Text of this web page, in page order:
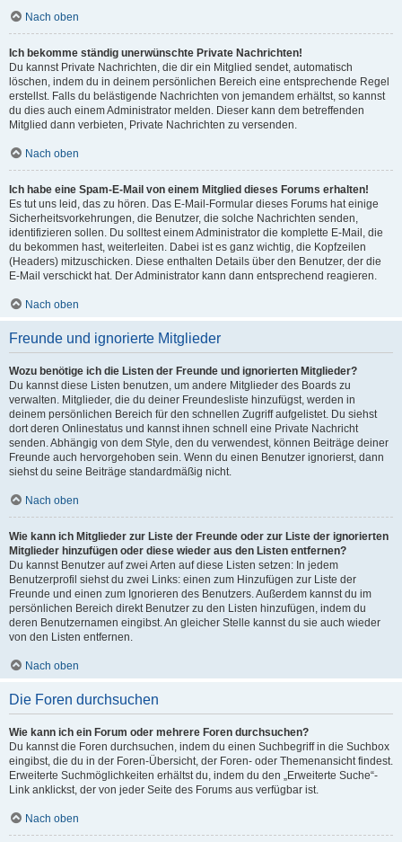
Nach oben
Ich bekomme ständig unerwünschte Private Nachrichten!
Du kannst Private Nachrichten, die dir ein Mitglied sendet, automatisch
löschen, indem du in deinem persönlichen Bereich eine entsprechende Regel
erstellst. Falls du belästigende Nachrichten von jemandem erhältst, so kannst
du dies auch einem Administrator melden. Dieser kann dem betreffenden
Mitglied dann verbieten, Private Nachrichten zu versenden.
Nach oben
Ich habe eine Spam-E-Mail von einem Mitglied dieses Forums erhalten!
Es tut uns leid, das zu hören. Das E-Mail-Formular dieses Forums hat einige
Sicherheitsvorkehrungen, die Benutzer, die solche Nachrichten senden,
identifizieren sollen. Du solltest einem Administrator die komplette E-Mail, die
du bekommen hast, weiterleiten. Dabei ist es ganz wichtig, die Kopfzeilen
(Headers) mitzuschicken. Diese enthalten Details über den Benutzer, der die
E-Mail verschickt hat. Der Administrator kann dann entsprechend reagieren.
Nach oben
Freunde und ignorierte Mitglieder
Wozu benötige ich die Listen der Freunde und ignorierten Mitglieder?
Du kannst diese Listen benutzen, um andere Mitglieder des Boards zu
verwalten. Mitglieder, die du deiner Freundesliste hinzufügst, werden in
deinem persönlichen Bereich für den schnellen Zugriff aufgelistet. Du siehst
dort deren Onlinestatus und kannst ihnen schnell eine Private Nachricht
senden. Abhängig von dem Style, den du verwendest, können Beiträge deiner
Freunde auch hervorgehoben sein. Wenn du einen Benutzer ignorierst, dann
siehst du seine Beiträge standardmäßig nicht.
Nach oben
Wie kann ich Mitglieder zur Liste der Freunde oder zur Liste der ignorierten
Mitglieder hinzufügen oder diese wieder aus den Listen entfernen?
Du kannst Benutzer auf zwei Arten auf diese Listen setzen: In jedem
Benutzerprofil siehst du zwei Links: einen zum Hinzufügen zur Liste der
Freunde und einen zum Ignorieren des Benutzers. Außerdem kannst du im
persönlichen Bereich direkt Benutzer zu den Listen hinzufügen, indem du
deren Benutzernamen eingibst. An gleicher Stelle kannst du sie auch wieder
von den Listen entfernen.
Nach oben
Die Foren durchsuchen
Wie kann ich ein Forum oder mehrere Foren durchsuchen?
Du kannst die Foren durchsuchen, indem du einen Suchbegriff in die Suchbox
eingibst, die du in der Foren-Übersicht, der Foren- oder Themenansicht findest.
Erweiterte Suchmöglichkeiten erhältst du, indem du den „Erweiterte Suche“-
Link anklickst, der von jeder Seite des Forums aus verfügbar ist.
Nach oben